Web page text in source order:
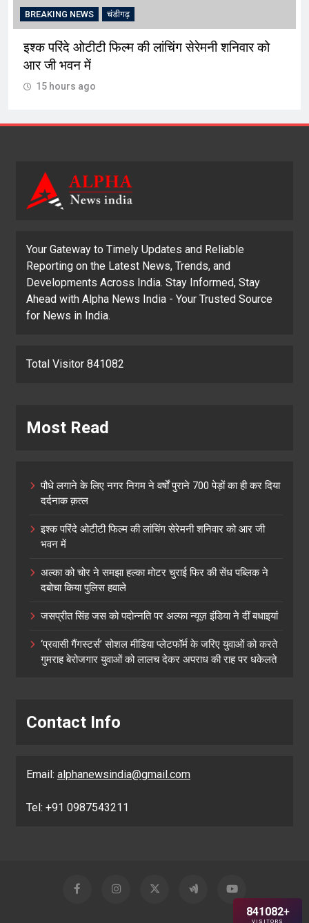
NEWS चंडीगढ़
ओटीटी फिल्म की लांचिंग सेरेमनी शनिवार को
में
ago
अल्का को
Your Gateway to Timely Updates and Reliable
Reporting on the Latest News, Trends, and
Developments Across India. Stay Informed, Stay
Ahead with Alpha News India - Your Trusted Source
for News in India.
Total Visitor 841082
Most Read
पौधे लगाने के लिए नगर निगम ने वर्षों पुराने 700 पेड़ों का ही कर दिया
दर्दनाक क़त्ल
इश्क परिंदे ओटीटी फिल्म की लांचिंग सेरेमनी शनिवार को आर जी
भवन में
अल्का को चोर ने समझा हल्का मोटर चुराई फिर की सेंध पब्लिक ने
दबोचा किया पुलिस हवाले
जसप्रीत सिंह जस को पदोन्नति पर अल्फा न्यूज़ इंडिया ने दीं बधाइयां
‘प्रवासी गैंगस्टर्स’ सोशल मीडिया प्लेटफॉर्म के जरिए युवाओं को करते
गुमराह बेरोजगार युवाओं को लालच देकर अपराध की राह पर धकेलते
Contact Info
Email: alphanewsindia@gmail.com
Tel: +91 0987543211
841082+
VISITORS